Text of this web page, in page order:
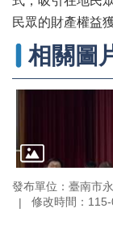
地
籍
實
錄
未
辦
繼
民眾的財產權益
相關圖
發布單位：臺南市
修改時間：